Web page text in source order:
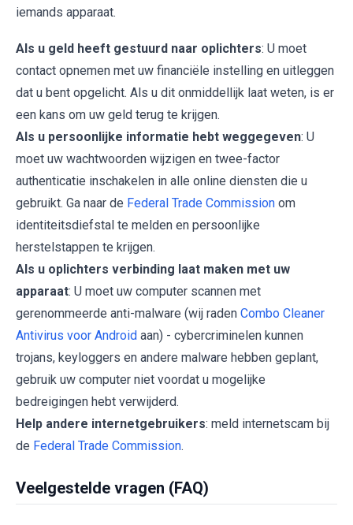
iemands apparaat.
Als u geld heeft gestuurd naar oplichters: U moet
contact opnemen met uw financiële instelling en uitleggen
dat u bent opgelicht. Als u dit onmiddellijk laat weten, is er
een kans om uw geld terug te krijgen.
Als u persoonlijke informatie hebt weggegeven: U
moet uw wachtwoorden wijzigen en twee-factor
authenticatie inschakelen in alle online diensten die u
gebruikt. Ga naar de Federal Trade Commission om
identiteitsdiefstal te melden en persoonlijke
herstelstappen te krijgen.
Als u oplichters verbinding laat maken met uw
apparaat: U moet uw computer scannen met
gerenommeerde anti-malware (wij raden Combo Cleaner
Antivirus voor Android aan) - cybercriminelen kunnen
trojans, keyloggers en andere malware hebben geplant,
gebruik uw computer niet voordat u mogelijke
bedreigingen hebt verwijderd.
Help andere internetgebruikers: meld internetscam bij
de Federal Trade Commission.
Veelgestelde vragen (FAQ)